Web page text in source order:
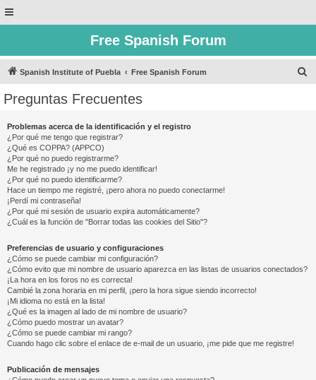
Free Spanish Forum
Spanish Institute of Puebla Free Spanish Forum
Preguntas Frecuentes
Problemas acerca de la identificación y el registro
¿Por qué me tengo que registrar?
¿Qué es COPPA? (APPCO)
¿Por qué no puedo registrarme?
Me he registrado ¡y no me puedo identificar!
¿Por qué no puedo identificarme?
Hace un tiempo me registré, ¡pero ahora no puedo conectarme!
¡Perdí mi contraseña!
¿Por qué mi sesión de usuario expira automáticamente?
¿Cuál es la función de "Borrar todas las cookies del Sitio"?
Preferencias de usuario y configuraciones
¿Cómo se puede cambiar mi configuración?
¿Cómo evito que mi nombre de usuario aparezca en las listas de usuarios conectados?
¡La hora en los foros no es correcta!
Cambié la zona horaria en mi perfil, ¡pero la hora sigue siendo incorrecto!
¡Mi idioma no está en la lista!
¿Qué es la imagen al lado de mi nombre de usuario?
¿Cómo puedo mostrar un avatar?
¿Cómo se puede cambiar mi rango?
Cuando hago clic sobre el enlace de e-mail de un usuario, ¡me pide que me registre!
Publicación de mensajes